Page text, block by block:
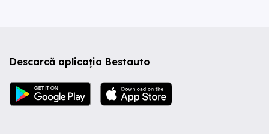
Descarcă aplicația Bestauto